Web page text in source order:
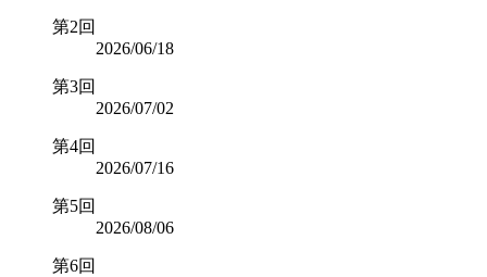
第2回
2026/06/18
第3回
2026/07/02
第4回
2026/07/16
第5回
2026/08/06
第6回